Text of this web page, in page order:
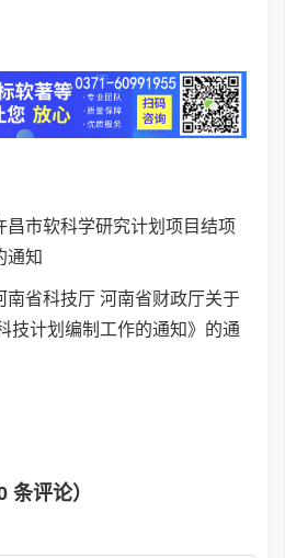
昌市软科学研究计划项目结项
通知
南省科技厅 河南省财政厅关于
技计划编制工作的通知》的通
条评论）